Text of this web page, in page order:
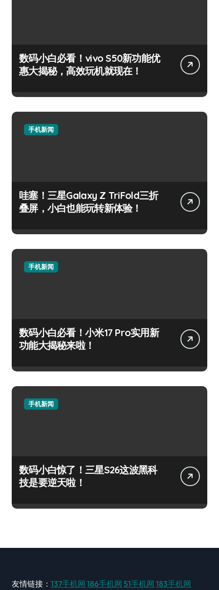
数码小白必看！vivo S50新功能优
惠大揭秘，高效玩机就现在！
手机新闻
哇塞！三星Galaxy Z TriFold三折
叠屏，小白也能玩转新体验！
手机新闻
数码小白必看！小米17 Pro实用新
功能大揭秘来啦！
手机新闻
数码小白惊了！三星S26这波黑科
技是要逆天啦！
友情链接： 137手机网 186手机网 51手机网 183手机网